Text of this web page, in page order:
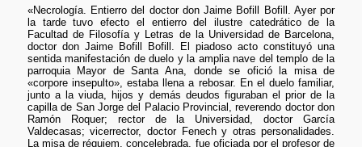
«Necrología. Entierro del doctor don Jaime Bofill Bofill. Ayer por
la tarde tuvo efecto el entierro del ilustre catedrático de la
Facultad de Filosofía y Letras de la Universidad de Barcelona,
doctor don Jaime Bofill Bofill. El piadoso acto constituyó una
sentida manifestación de duelo y la amplia nave del templo de la
parroquia Mayor de Santa Ana, donde se ofició la misa de
«corpore insepulto», estaba llena a rebosar. En el duelo familiar,
junto a la viuda, hijos y demás deudos figuraban el prior de la
capilla de San Jorge del Palacio Provincial, reverendo doctor don
Ramón Roquer; rector de la Universidad, doctor García
Valdecasas; vicerrector, doctor Fenech y otras personalidades.
La misa de réquiem, concelebrada, fue oficiada por el profesor de